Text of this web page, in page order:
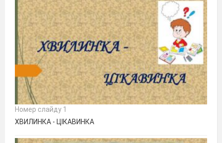
Номер слайду 1
ХВИЛИНКА - ЦІКАВИНКА